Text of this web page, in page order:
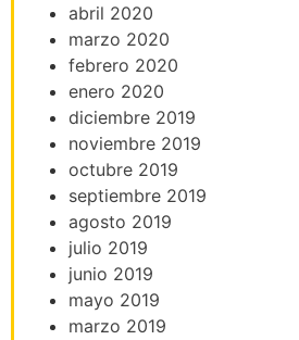
abril 2020
marzo 2020
febrero 2020
enero 2020
diciembre 2019
noviembre 2019
octubre 2019
septiembre 2019
agosto 2019
julio 2019
junio 2019
mayo 2019
marzo 2019